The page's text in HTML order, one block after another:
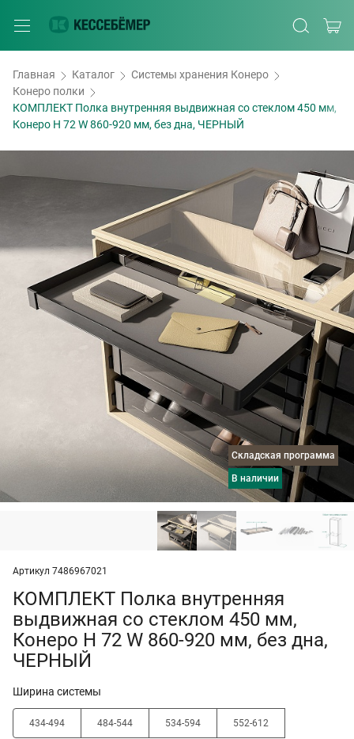
Главная Каталог
Системы хранения Конеро
Конеро полки
КОМПЛЕКТ Полка внутренняя выдвижная со стеклом 450 мм,
Конеро H 72 W 860-920 мм, без дна, ЧЕРНЫЙ
Складская программа
в наличии
Артикул 7486967021
КОМПЛЕКТ Полка внутренняя
выдвижная со стеклом 450 мм,
Конеро H 72 W 860-920 мм, без дна,
ЧЕРНЫЙ
Ширина системы
434-494 484-544 534-594 552-612